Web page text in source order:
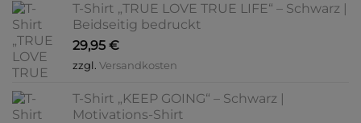
T-Shirt „TRUE LOVE TRUE LIFE“ – Schwarz |
Beidseitig bedruckt
29,95 €
zzgl. Versandkosten
T-Shirt „KEEP GOING“ – Schwarz |
Motivations-Shirt